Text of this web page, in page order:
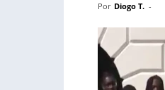
Por Diogo T. -